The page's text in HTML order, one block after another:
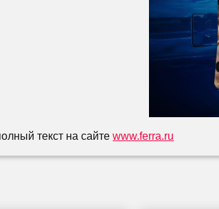
текст на сайтеwww.ferra.ru